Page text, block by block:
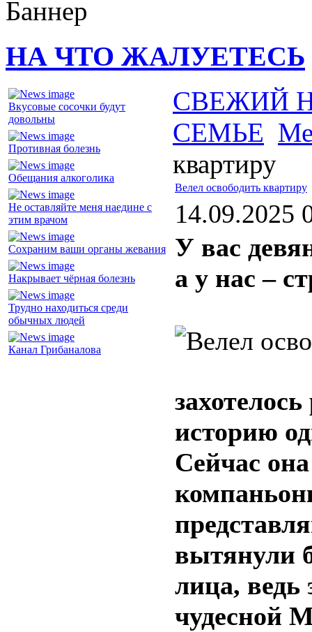
НА ЧТО ЖАЛУЕТЕСЬ
Вкусовые сосочки будут
довольны
Противная болезнь
Обещания алкоголика
Не оставляйте меня наедине с
этим врачом
Сохраним ваши органы жевания
Накрывает чёрная болезнь
Трудно находиться среди
обычных людей
Канал Грибаналова
СВЕЖИЙ
СЕМЬЕ
квартиру
Велел освободить квартиру
14.09.2025
У вас
а у нас –
историю
Сейчас
вытянули
лица, ведь
чудесной